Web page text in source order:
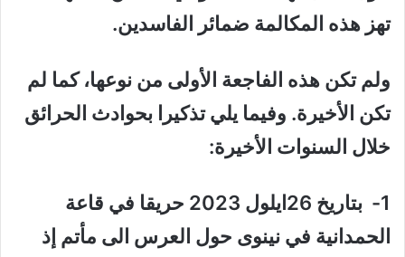
تهز هذه المكالمة ضمائر الفاسدين.
ولم تكن هذه الفاجعة الأولى من نوعها، كما لم
تكن الأخيرة. وفيما يلي تذكيرا بحوادث الحرائق
خلال السنوات الأخيرة:
1- بتاريخ 26ايلول 2023 حريقا في قاعة
الحمدانية في نينوى حول العرس الى مأتم إذ